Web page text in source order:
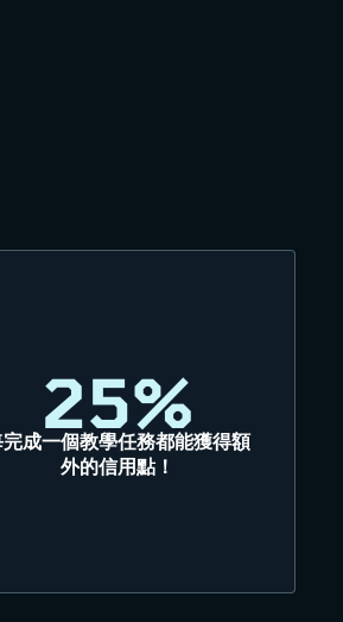
25%
成一個教學任務都能獲得額
外的信用點！